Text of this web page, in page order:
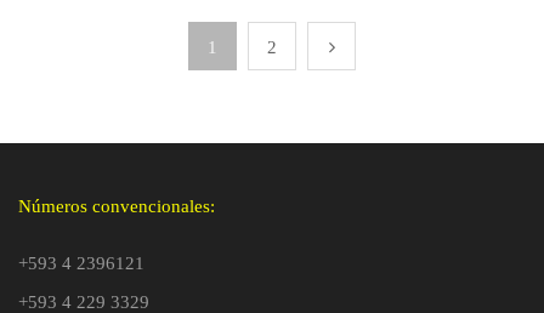
1 2
Números convencionales:
+593 4 2396121
+593 4 229 3329